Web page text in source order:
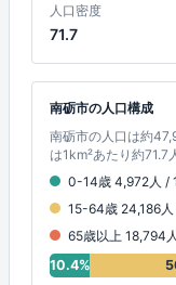
人口密度
71.7
南砺市の人口構成
南砺市の人口は約
は1km²あたり約71.7
0-14歳 4,972人 /
15-64歳 24,186
65歳以上 18,794
10.4%